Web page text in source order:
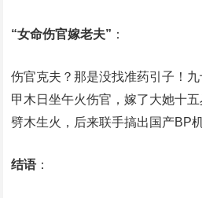
“女命伤官嫁老夫” ‌：
伤官克夫？那是没找准药引子！九
甲木日坐午火伤官，嫁了大她十
劈木生火，后来联手搞出国产BP
结语‌：